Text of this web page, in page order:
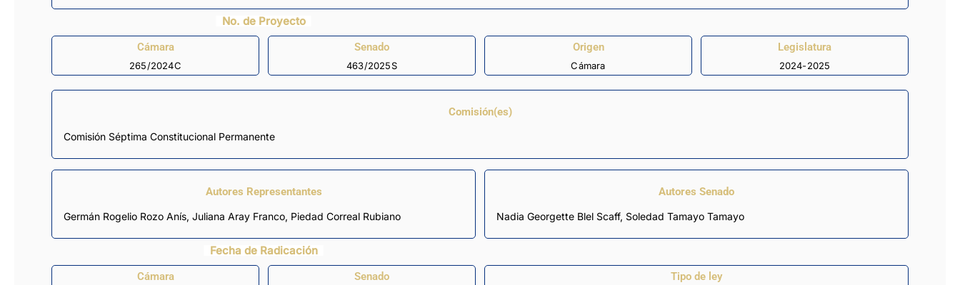
No. de Proyecto
Cámara
265/2024C
Senado
463/2025S
Origen
Cámara
Legislatura
2024-2025
Comisión(es)
Comisión Séptima Constitucional Permanente
Autores Representantes
Germán Rogelio Rozo Anís, Juliana Aray Franco, Piedad Correal Rubiano
Autores Senado
Nadia Georgette Blel Scaff, Soledad Tamayo Tamayo
Fecha de Radicación
Cámara Senado Tipo de ley